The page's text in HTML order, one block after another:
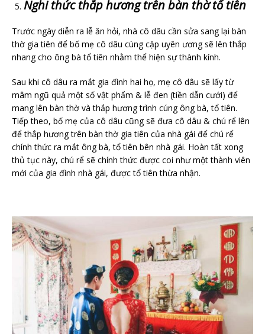
Nghi thức thắp hương trên bàn thờ tổ tiên
Trước ngày diễn ra lễ ăn hỏi, nhà cô dâu cần sửa sang lại bàn
thờ gia tiên để bố mẹ cô dâu cùng cặp uyên ương sẽ lên thắp
nhang cho ông bà tổ tiên nhằm thể hiện sự thành kính.
Sau khi cô dâu ra mắt gia đình hai họ, mẹ cô dâu sẽ lấy từ
mâm ngũ quả một số vật phẩm & lễ đen (tiền dẫn cưới) để
mang lên bàn thờ và thắp hương trình cúng ông bà, tổ tiên.
Tiếp theo, bố mẹ của cô dâu cũng sẽ đưa cô dâu & chú rể lên
để thắp hương trên bàn thờ gia tiên của nhà gái để chú rể
chính thức ra mắt ông bà, tổ tiên bên nhà gái. Hoàn tất xong
thủ tục này, chú rể sẽ chính thức được coi như một thành viên
mới của gia đình nhà gái, được tổ tiên thừa nhận.